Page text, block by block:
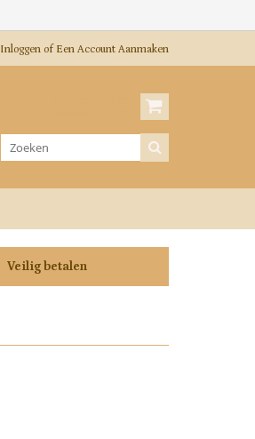
Inloggen of Een Account Aanmaken
Veilig betalen